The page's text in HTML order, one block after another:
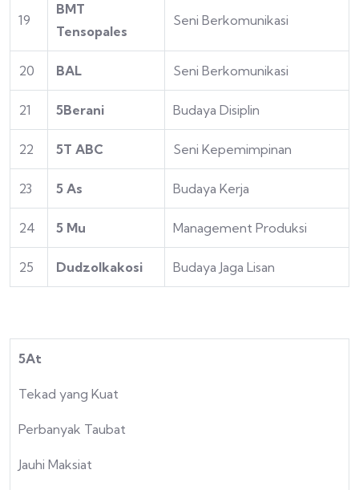
19
BMT
Tensopales
Seni Berkomunikasi
20 BAL Seni Berkomunikasi
21 5Berani Budaya Disiplin
22 5T ABC Seni Kepemimpinan
23 5 As Budaya Kerja
24 5 Mu Management Produksi
25 Dudzolkakosi Budaya Jaga Lisan
5At
Tekad yang Kuat
Perbanyak Taubat
Jauhi Maksiat